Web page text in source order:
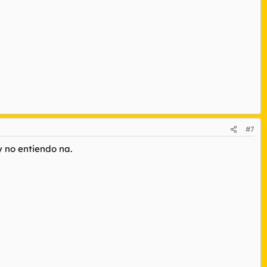
#7
no entiendo na.